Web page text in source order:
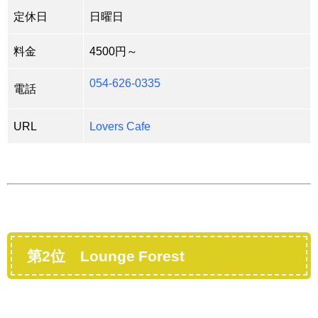
定休日 日曜日
料金 4500円～
電話 054-626-0335
URL Lovers Cafe
第2位 Lounge Forest